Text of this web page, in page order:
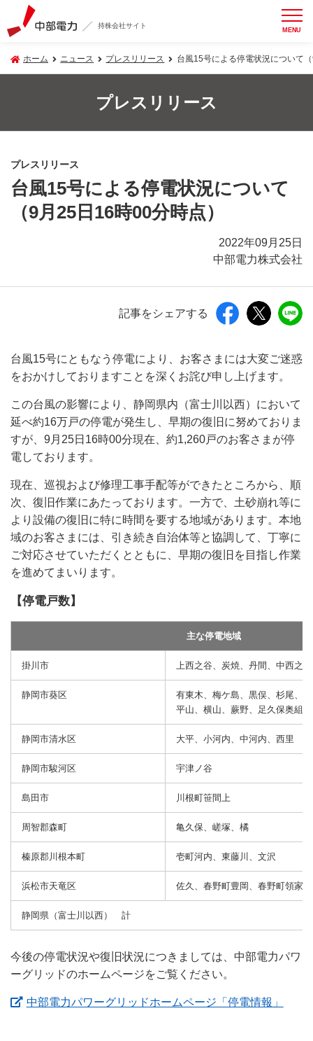
持株会社サイト MENU
ホーム ニュース プレスリリース 台風15号による停電状況について
プレスリリース
プレスリリース
台風15号による停電状況について
（9月25日16時00分時点）
2022年09月25日
中部電力株式会社
記事をシェアする
台風15号にともなう停電により、お客さまには大変ご迷惑
をおかけしておりますことを深くお詫び申し上げます。
この台風の影響により、静岡県内（富士川以西）において
延べ約16万戸の停電が発生し、早期の復旧に努めておりま
すが、9月25日16時00分現在、約1,260戸のお客さまが停
電しております。
現在、巡視および修理工事手配等ができたところから、順
次、復旧作業にあたっております。一方で、土砂崩れ等に
より設備の復旧に特に時間を要する地域があります。本地
域のお客さまには、引き続き自治体等と協調して、丁寧に
ご対応させていただくとともに、早期の復旧を目指し作業
を進めてまいります。
【停電戸数】
主な停電地域
掛川市 上西之谷、炭焼、丹間、中西之谷
静岡市葵区
有東木、梅ケ島、黒俣、杉尾、
平山、横山、蕨野、足久保奥組
静岡市清水区 大平、小河内、中河内、西里
静岡市駿河区 宇津ノ谷
島田市 川根町笹間上
周智郡森町 亀久保、嵯塚、橘
榛原郡川根本町 壱町河内、東藤川、文沢
浜松市天竜区 佐久、春野町豊岡、春野町領家
静岡県（富士川以西） 計
今後の停電状況や復旧状況につきましては、中部電力パワ
ーグリッドのホームページをご覧ください。
中部電力パワーグリッドホームページ「停電情報」